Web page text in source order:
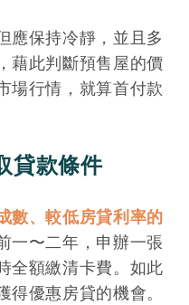
應保持冷靜，並且多
藉此判斷預售屋的價
場行情，就算首付款
貸款條件
數、較低房貸利率的
一〜二年，申辦一張
全額繳清卡費。如此
得優惠房貸的機會。